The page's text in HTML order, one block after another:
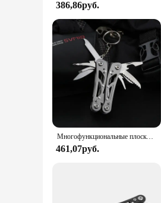
386,86руб.
Многофункциональные плоскогубцы, складные плоскогубцы, многофункциональный инструмент, карманный нож, плоскогубцы, уличные портативные складные плоскогубцы, многофункциональные инструменты для ремонта
461,07руб.